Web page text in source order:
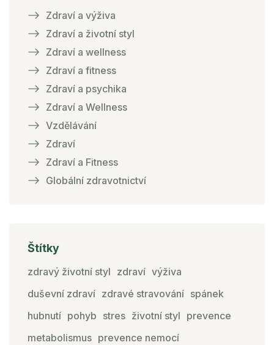
Zdraví a výživa
Zdraví a životní styl
Zdraví a wellness
Zdraví a fitness
Zdraví a psychika
Zdraví a Wellness
Vzdělávání
Zdraví
Zdraví a Fitness
Globální zdravotnictví
Štítky
zdravý životní styl zdraví výživa
duševní zdraví zdravé stravování spánek
hubnutí pohyb stres životní styl prevence
metabolismus prevence nemocí